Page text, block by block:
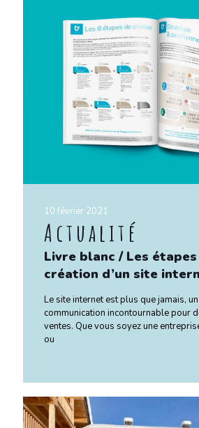
10 février 2021
Actualité
Livre blanc / Les
création d’un site
Le site internet est plus que jamais,
communication incontournable pour
ventes. Que vous soyez une
ou